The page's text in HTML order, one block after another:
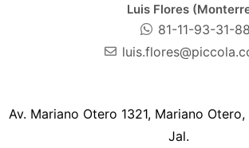
Luis Flores
81-11-93-31-88
Av. Mariano Otero 1321, Mariano
Jal.